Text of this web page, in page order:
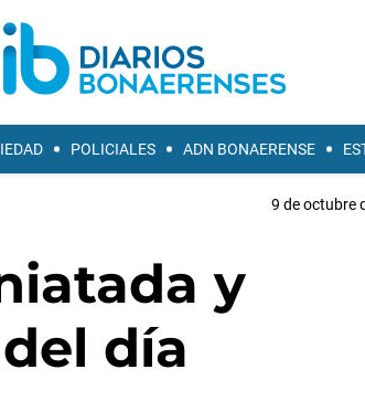
POLICIALES ADN BONAERENSE
9 de octubre
y
día